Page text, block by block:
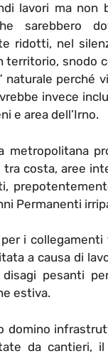
lavori ma
sarebbero
ridotti, nel
territorio, snodo
naturale perché
invece
e area dell’Irno.
metropolitana
costa, aree
Permanenti
i
a causa di
pesanti
estiva.
da cantieri,